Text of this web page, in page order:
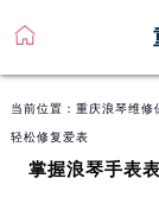
当前位置： 重庆浪琴维修
轻松修复爱表
掌握浪琴手表